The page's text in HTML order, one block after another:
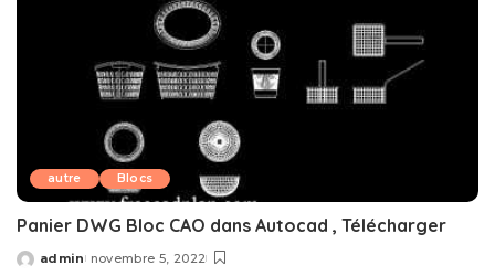
autre Blocs
Panier DWG Bloc CAO dans Autocad , Télécharger
Posted
admin novembre 5, 2022